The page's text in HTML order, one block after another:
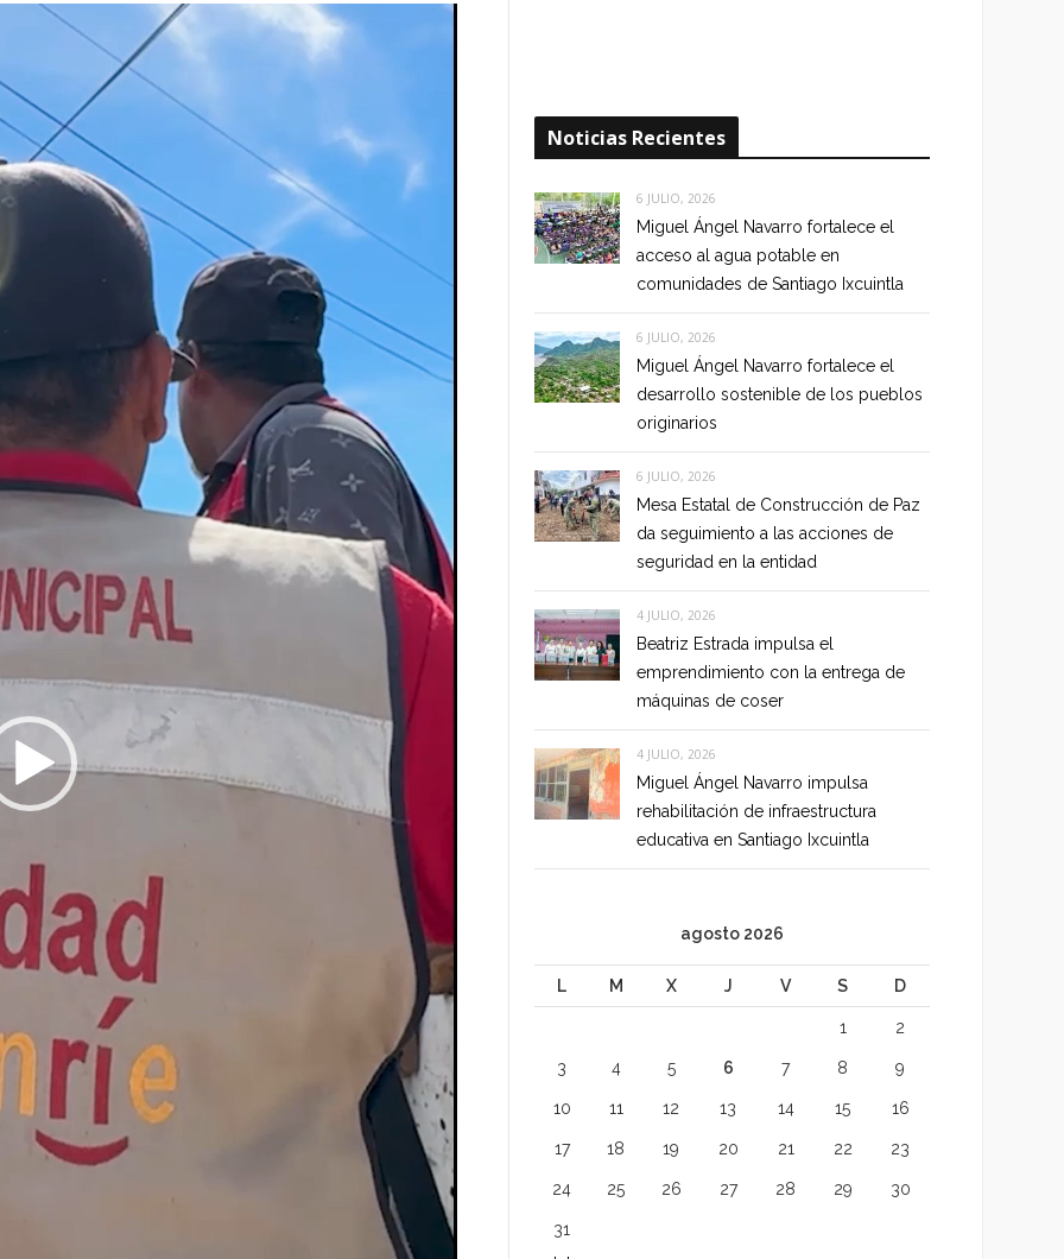
Noticias Recientes
6 JULIO, 2026
Miguel Ángel Navarro fortalece el
acceso al agua potable en
comunidades de Santiago Ixcuintla
6 JULIO, 2026
Miguel Ángel Navarro fortalece el
desarrollo sostenible de los pueblos
originarios
6 JULIO, 2026
Mesa Estatal de Construcción de Paz
da seguimiento a las acciones de
seguridad en la entidad
4 JULIO, 2026
Beatriz Estrada impulsa el
emprendimiento con la entrega de
máquinas de coser
4 JULIO, 2026
Miguel Ángel Navarro impulsa
rehabilitación de infraestructura
educativa en Santiago Ixcuintla
agosto 2026
L M X J V S D
1 2
3 4 5 6 7 8 9
10 11 12 13 14 15 16
17 18 19 20 21 22 23
24 25 26 27 28 29 30
31